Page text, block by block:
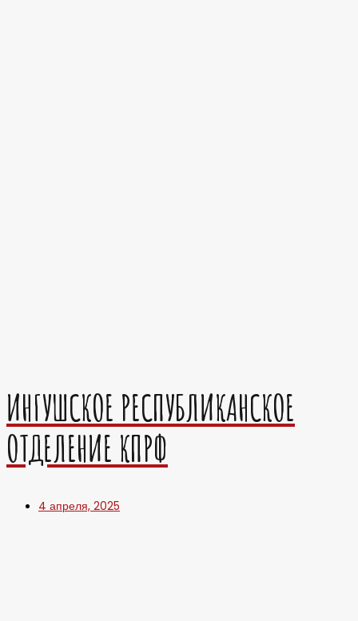
ИНГУШСКОЕ РЕСПУБЛИКАНСКОЕ
ОТДЕЛЕНИЕ КПРФ
4 апреля, 2025